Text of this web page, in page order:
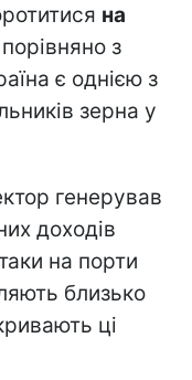
на
порівняно з
є однією з
зерна у
генерував
доходів
на порти
близько
ці